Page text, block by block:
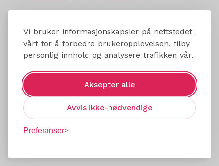
Vi bruker informasjonskapsler på nettstedet
vårt for å forbedre brukeropplevelsen, tilby
personlig innhold og analysere trafikken vår.
Aksepter alle
Avvis ikke-nødvendige
Preferanser